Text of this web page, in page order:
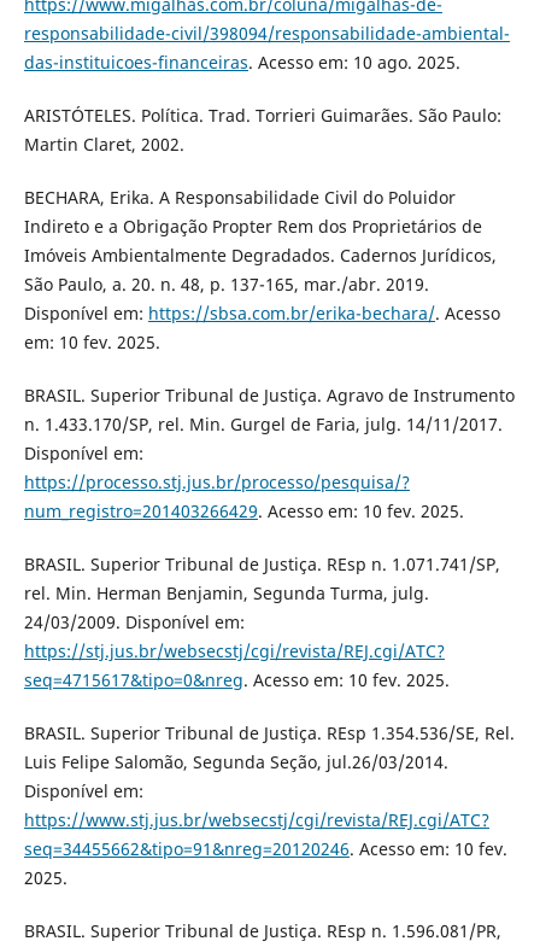
responsabilidade-civil/398094/responsabilidade-ambiental-
das-instituicoes-financeiras. Acesso em: 10 ago. 2025.
ARISTÓTELES. Política. Trad. Torrieri Guimarães. São Paulo:
Martin Claret, 2002.
BECHARA, Erika. A Responsabilidade Civil do Poluidor
Indireto e a Obrigação Propter Rem dos Proprietários de
Imóveis Ambientalmente Degradados. Cadernos Jurídicos,
São Paulo, a. 20. n. 48, p. 137-165, mar./abr. 2019.
Disponível em: https://sbsa.com.br/erika-bechara/. Acesso
em: 10 fev. 2025.
BRASIL. Superior Tribunal de Justiça. Agravo de Instrumento
n. 1.433.170/SP, rel. Min. Gurgel de Faria, julg. 14/11/2017.
Disponível em:
https://processo.stj.jus.br/processo/pesquisa/?
num_registro=201403266429. Acesso em: 10 fev. 2025.
BRASIL. Superior Tribunal de Justiça. REsp n. 1.071.741/SP,
rel. Min. Herman Benjamin, Segunda Turma, julg.
24/03/2009. Disponível em:
https://stj.jus.br/websecstj/cgi/revista/REJ.cgi/ATC?
seq=4715617&tipo=0&nreg. Acesso em: 10 fev. 2025.
BRASIL. Superior Tribunal de Justiça. REsp 1.354.536/SE, Rel.
Luis Felipe Salomão, Segunda Seção, jul.26/03/2014.
Disponível em:
https://www.stj.jus.br/websecstj/cgi/revista/REJ.cgi/ATC?
seq=34455662&tipo=91&nreg=20120246. Acesso em: 10 fev.
2025.
BRASIL. Superior Tribunal de Justiça. REsp n. 1.596.081/PR,